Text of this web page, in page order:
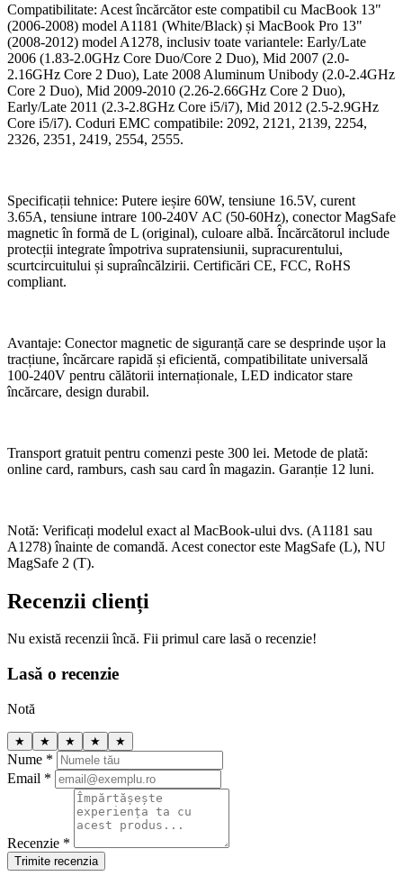
Compatibilitate: Acest încărcător este compatibil cu MacBook 13"
(2006-2008) model A1181 (White/Black) și MacBook Pro 13"
(2008-2012) model A1278, inclusiv toate variantele: Early/Late
2006 (1.83-2.0GHz Core Duo/Core 2 Duo), Mid 2007 (2.0-
2.16GHz Core 2 Duo), Late 2008 Aluminum Unibody (2.0-2.4GHz
Core 2 Duo), Mid 2009-2010 (2.26-2.66GHz Core 2 Duo),
Early/Late 2011 (2.3-2.8GHz Core i5/i7), Mid 2012 (2.5-2.9GHz
Core i5/i7). Coduri EMC compatibile: 2092, 2121, 2139, 2254,
2326, 2351, 2419, 2554, 2555.
Specificații tehnice: Putere ieșire 60W, tensiune 16.5V, curent
3.65A, tensiune intrare 100-240V AC (50-60Hz), conector MagSafe
magnetic în formă de L (original), culoare albă. Încărcătorul include
protecții integrate împotriva supratensiunii, supracurentului,
scurtcircuitului și supraîncălzirii. Certificări CE, FCC, RoHS
compliant.
Avantaje: Conector magnetic de siguranță care se desprinde ușor la
tracțiune, încărcare rapidă și eficientă, compatibilitate universală
100-240V pentru călătorii internaționale, LED indicator stare
încărcare, design durabil.
Transport gratuit pentru comenzi peste 300 lei. Metode de plată:
online card, ramburs, cash sau card în magazin. Garanție 12 luni.
Notă: Verificați modelul exact al MacBook-ului dvs. (A1181 sau
A1278) înainte de comandă. Acest conector este MagSafe (L), NU
MagSafe 2 (T).
Recenzii clienți
Nu există recenzii încă. Fii primul care lasă o recenzie!
Lasă o recenzie
Notă
★ ★ ★ ★ ★
Nume *
Email *
Recenzie *
Trimite recenzia